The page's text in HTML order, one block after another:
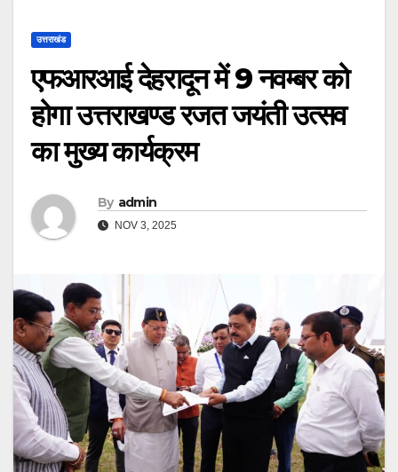
उत्तराखंड
एफआरआई देहरादून में 9 नवम्बर को
होगा उत्तराखण्ड रजत जयंती उत्सव
का मुख्य कार्यक्रम
By admin
NOV 3, 2025